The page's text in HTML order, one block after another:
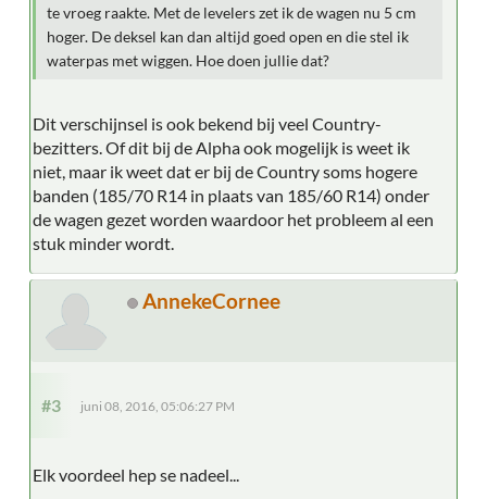
te vroeg raakte. Met de levelers zet ik de wagen nu 5 cm
hoger. De deksel kan dan altijd goed open en die stel ik
waterpas met wiggen. Hoe doen jullie dat?
Dit verschijnsel is ook bekend bij veel Country-
bezitters. Of dit bij de Alpha ook mogelijk is weet ik
niet, maar ik weet dat er bij de Country soms hogere
banden (185/70 R14 in plaats van 185/60 R14) onder
de wagen gezet worden waardoor het probleem al een
stuk minder wordt.
AnnekeCornee
#3 juni 08, 2016, 05:06:27 PM
Elk voordeel hep se nadeel...